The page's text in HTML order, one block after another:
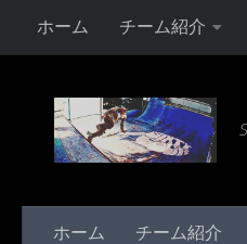
コンテンツへスキップ
ホーム チーム紹介
ホーム チーム紹介